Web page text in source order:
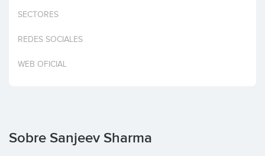
Invertir
SECTORES
REDES SOCIALES
WEB OFICIAL
Sobre Sanjeev Sharma